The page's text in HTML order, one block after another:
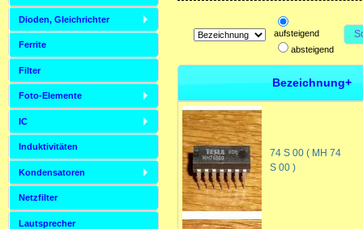
aufsteigend
absteigend
Bezeichnung+
74 S 00 ( MH 74
S 00 )
Dioden, Gleichrichter
Ferrite
Filter
Foto-Elemente
IC
Induktivitäten
Kondensatoren
Netzfilter
Lautsprecher